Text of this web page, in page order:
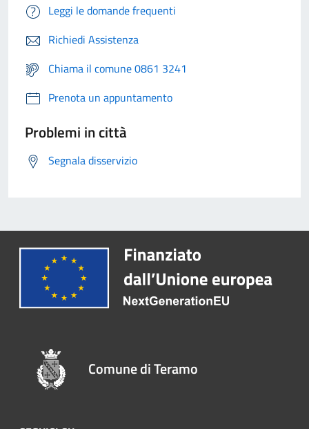
Leggi le domande frequenti
Richiedi Assistenza
Chiama il comune 0861 3241
Prenota un appuntamento
Problemi in città
Segnala disservizio
Comune di Teramo